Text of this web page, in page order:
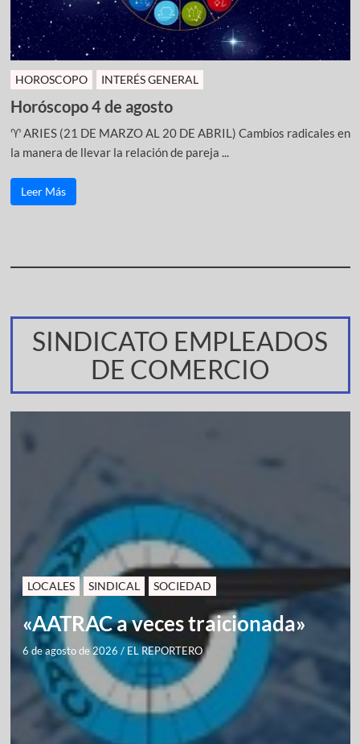
HOROSCOPO INTERÉS GENERAL
Horóscopo 4 de agosto
♈ ARIES (21 DE MARZO AL 20 DE ABRIL) Cambios radicales en
la manera de llevar la relación de pareja ...
Leer Más
SINDICATO EMPLEADOS
DE COMERCIO
LOCALES SINDICAL SOCIEDAD
«AATRAC a veces traicionada»
6 de agosto de 2026 / EL REPORTERO